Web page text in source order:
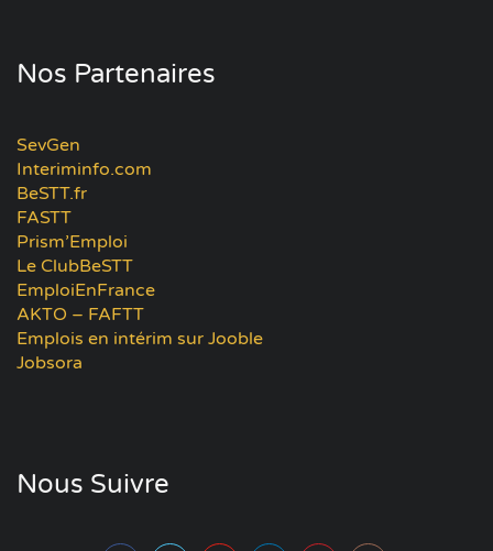
Nos Partenaires
SevGen
Interiminfo.com
BeSTT.fr
FASTT
Prism’Emploi
Le ClubBeSTT
EmploiEnFrance
AKTO – FAFTT
Emplois en intérim sur Jooble
Jobsora
Nous Suivre